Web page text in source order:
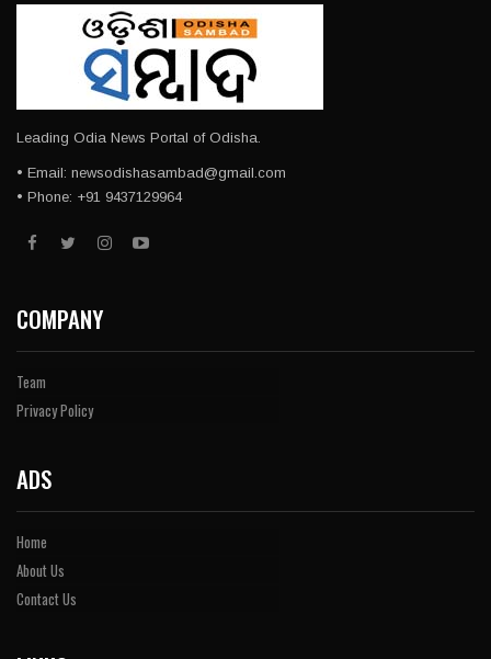
Leading Odia News Portal of Odisha.
• Email: newsodishasambad@gmail.com
• Phone: +91 9437129964
COMPANY
Team
Privacy Policy
ADS
Home
About Us
Contact Us